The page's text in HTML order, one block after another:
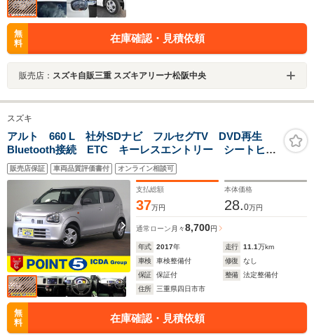
無
料
在庫確認・見積依頼
販売店： スズキ自販三重 スズキアリーナ松阪中央
スズキ
アルト 660 L 社外SDナビ フルセグTV DVD再生
Bluetooth接続 ETC キーレスエントリー シートヒー
ター LEDヘッドライト ワンオーナー アイドリング
ストップ
販売店保証 車両品質評価書付 オンライン相談可
支払総額
37万円
本体価格
28.0万円
通常ローン 月々8,700円
年式 2017年 走行 11.1万km
車検
車検整備付 修復
なし
保証
保証付 整備
法定整備付
住所
三重県四日市市
無
料
在庫確認・見積依頼